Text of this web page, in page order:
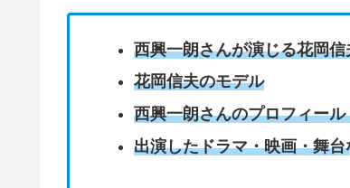
西興一朗さんが演じる花岡信
花岡信夫のモデル
西興一朗さんのプロフィー
出演したドラマ・映画・舞台